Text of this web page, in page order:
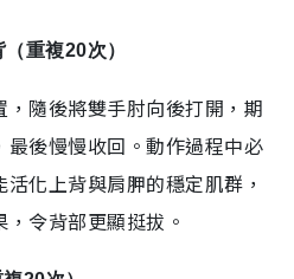
重複20次）
隨後將雙手肘向後打開，期
後慢慢收回。動作過程中必
化上背與肩胛的穩定肌群，
令背部更顯挺拔。